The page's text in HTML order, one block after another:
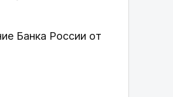
Банка России от